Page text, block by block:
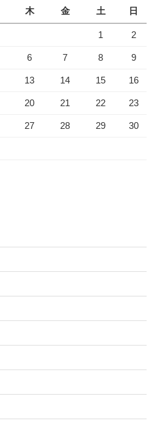
木 金 土 日
1 2
6 7 8 9
13 14 15 16
20 21 22 23
27 28 29 30